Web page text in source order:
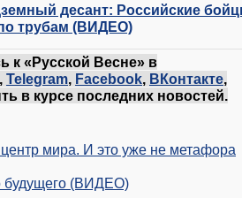
десант: Российские
трубам (ВИДЕО)
к «Русской Весне» в
, Telegram, Facebook, ВКонтакте,
в курсе последних новостей.
мира. И это уже не метафора
будущего (ВИДЕО)